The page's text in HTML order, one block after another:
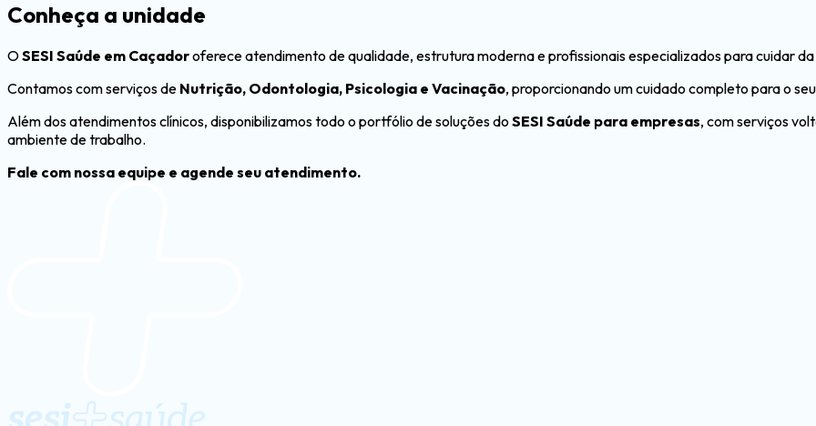
Conheça a unidade
OSESI Saúde em Caçadoroferece atendimento de qualidade, estrutura moderna e profissionais especializados para cuidar da
Contamos com serviços de Nutrição, Odontologia, Psicologia e Vacinação, proporcionando um cuidado completo para o
Além dos atendimentos clínicos, disponibilizamos todo o portfólio de soluções do SESI Saúde para empresas, com serviços
ambiente de trabalho.
Fale com nossa equipe e agende seu atendimento.